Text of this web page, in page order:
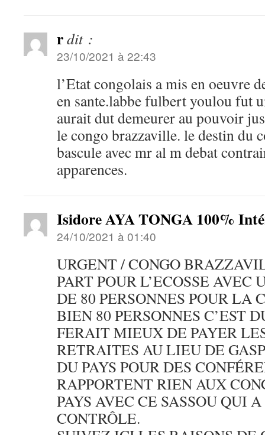
rdit :
23/10/2021 à 22:43
l’Etat congolais a mis en oeuvre
en sante.labbe fulbert youlou fut
aurait dut demeurer au pouvoir
le congo brazzaville. le destin du
bascule avec mr al m debat
apparences.
Isidore AYA TONGA 100%
24/10/2021 à 01:40
URGENT / CONGO
PART POUR L’ECOSSE AVEC
DE 80 PERSONNES POUR LA
BIEN 80 PERSONNES C’EST
FERAIT MIEUX DE PAYER
RETRAITES AU LIEU DE
DU PAYS POUR DES
RAPPORTENT RIEN AUX
PAYS AVEC CE SASSOU QUI
CONTRÔLE.